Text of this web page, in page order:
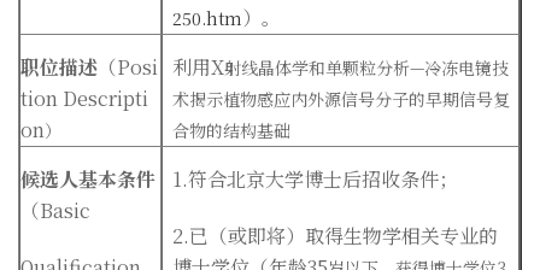
250.htm）。
职位描述 （Posi
tion Descripti
on）
利用X射线晶体学和单颗粒分析—冷冻电镜技
术揭示植物感应内外源信号分子的早期信号复
合物的结构基础
候选人基本条件
（Basic
1.符合北京大学博士后招收条件；
2.已（或即将）取得生物学相关专业的